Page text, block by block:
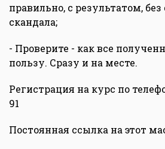
правильно, с результатом,
скандала;
- Проверите - как все
пользу. Сразу и на месте.
Регистрация на курс по
91
Постоянная ссылка на этот